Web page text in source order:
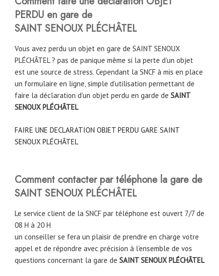
PERDU en gare de
SAINT SENOUX PLÉCHÂTEL
Vous avez perdu un objet en gare de SAINT SENOUX
PLÉCHÂTEL ? pas de panique même si la perte d’un objet
est une source de stress. Cependant la SNCF à mis en place
un formulaire en ligne, simple d’utilisation permettant de
faire la déclaration d’un objet perdu en garde de SAINT
SENOUX PLÉCHÂTEL
FAIRE UNE DECLARATION OBJET PERDU GARE SAINT
SENOUX PLÉCHÂTEL
Comment contacter par téléphone la gare de
SAINT SENOUX PLÉCHÂTEL
Le service client de la SNCF par téléphone est ouvert 7/7 de
08 H à 20 H
un conseiller se fera un plaisir de prendre en charge votre
appel et de répondre avec précision à l’ensemble de vos
questions concernant la gare de SAINT SENOUX PLÉCHÂTEL